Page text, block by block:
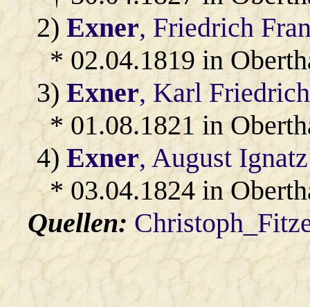
2)Exner, Friedrich
* 02.04.1819 in
3)Exner, Karl Friedrich
* 01.08.1821 in
4)Exner, August
* 03.04.1824 in
Quellen: